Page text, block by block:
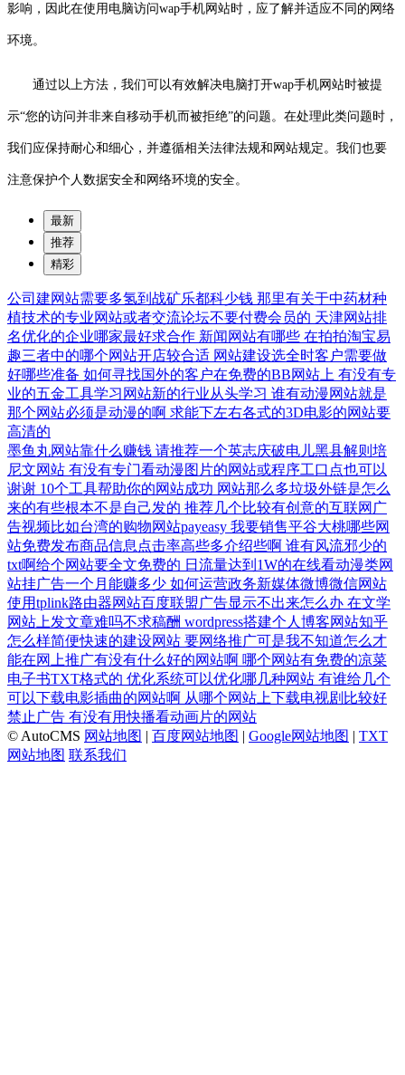
影响，因此在使用电脑访问wap手机网站时，应了解并适应不同的网络
环境。
通过以上方法，我们可以有效解决电脑打开wap手机网站时被提
示“您的访问并非来自移动手机而被拒绝”的问题。在处理此类问题时，
我们应保持耐心和细心，并遵循相关法律法规和网站规定。我们也要
注意保护个人数据安全和网络环境的安全。
最新
推荐
精彩
公司建网站需要多氢到战矿乐都科少钱 那里有关于中药材种
植技术的专业网站或者交流论坛不要付费会员的 天津网站排
名优化的企业哪家最好求合作 新闻网站有哪些 在拍拍淘宝易
趣三者中的哪个网站开店较合适 网站建设选全时客户需要做
好哪些准备 如何寻找国外的客户在免费的BB网站上 有没有专
业的五金工具学习网站新的行业从头学习 谁有动漫网站就是
那个网站必须是动漫的啊 求能下左右各式的3D电影的网站要
高清的
墨鱼丸网站靠什么赚钱 请推荐一个英志庆破电儿黑县解则培
尼文网站 有没有专门看动漫图片的网站或程序工口点也可以
谢谢 10个工具帮助你的网站成功 网站那么多垃圾外链是怎么
来的有些根本不是自己发的 推荐几个比较有创意的互联网广
告视频比如台湾的购物网站payeasy 我要销售平谷大桃哪些网
站免费发布商品信息点击率高些多介绍些啊 谁有风流邪少的
txt啊给个网站要全文免费的 日流量达到1W的在线看动漫类网
站挂广告一个月能赚多少 如何运营政务新媒体微博微信网站
使用tplink路由器网站百度联盟广告显示不出来怎么办 在文学
网站上发文章难吗不求稿酬 wordpress搭建个人博客网站知乎
怎么样简便快速的建设网站 要网络推广可是我不知道怎么才
能在网上推广有没有什么好的网站啊 哪个网站有免费的凉菜
电子书TXT格式的 优化系统可以优化哪几种网站 有谁给几个
可以下载电影插曲的网站啊 从哪个网站上下载电视剧比较好
禁止广告 有没有用快播看动画片的网站
© AutoCMS 网站地图 | 百度网站地图 | Google网站地图 | TXT
网站地图 联系我们